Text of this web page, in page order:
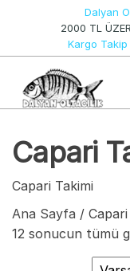
Dalyan
2000 TL
Kargo Takip
Capari
Capari Takimi
Ana Sayfa /
12 sonucun tümü